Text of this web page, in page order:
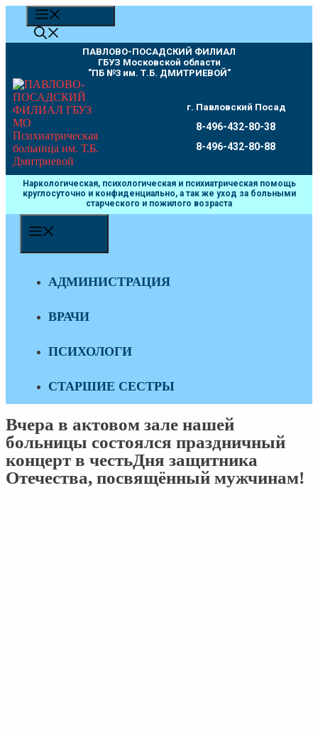
Перейти
содержимому
ПАВЛОВО-ПОСАДСКИЙ ФИЛИАЛ
ГБУЗ Московской области
"ПБ №3 им. Т.Б. ДМИТРИЕВОЙ"
г. Павловский Посад
8-496-432-80-38
8-496-432-80-88
Наркологическая, психологическая и психиатрическая помощь
круглосуточно и конфиденциально, а так же уход за больными
старческого и пожилого возраста
АДМИНИСТРАЦИЯ
ВРАЧИ
ПСИХОЛОГИ
СТАРШИЕ СЕСТРЫ
Вчера в актовом зале нашей
больницы состоялся праздничный
концерт в честьДня защитника
Отечества, посвящённый мужчинам!